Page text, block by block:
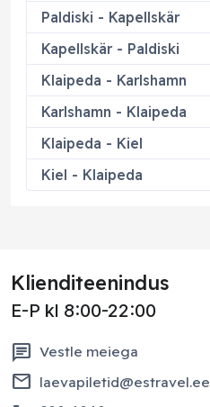
Paldiski - Kapellskär
Kapellskär - Paldiski
Klaipeda - Karlshamn
Karlshamn - Klaipeda
Klaipeda - Kiel
Kiel - Klaipeda
Klienditeenindus
E-P kl 8:00-22:00
chat Vestle meiega
email laevapiletid@estravel.ee